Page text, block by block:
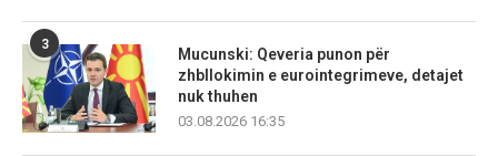
3
Mucunski: Qeveria punon për
zhbllokimin e eurointegrimeve, detajet
nuk thuhen
03.08.2026 16:35